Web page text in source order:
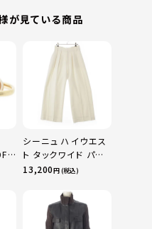
が見ている商品
マ
シーニュ ハイウエス
ト タックワイド パン
ツ ボトムス オフホワ
13,200円 (税込)